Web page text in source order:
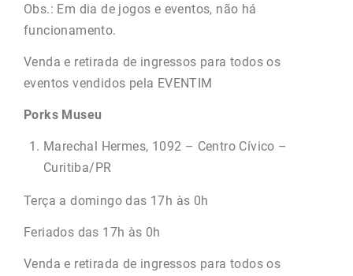
Obs.: Em dia de jogos e eventos, não há
funcionamento.
Venda e retirada de ingressos para todos os
eventos vendidos pela EVENTIM
Porks Museu
Marechal Hermes, 1092 – Centro Cívico –
Curitiba/PR
Terça a domingo das 17h às 0h
Feriados das 17h às 0h
Venda e retirada de ingressos para todos os